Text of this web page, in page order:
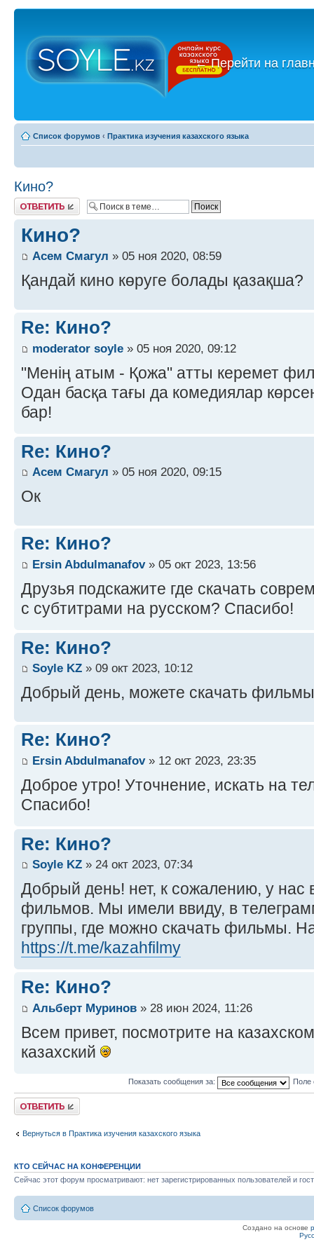
←Перейти на
Список форумов ‹ Практика изучения казахского языка
Кино?
Ответить
Кино?
Асем Смагул » 05 ноя 2020, 08:59
Қандай кино көруге болады қазақша?
Re: Кино?
moderator soyle » 05 ноя 2020, 09:12
"Менің атым - Қожа" атты керемет
Одан басқа тағы да комедиялар
бар!
Re: Кино?
Асем Смагул » 05 ноя 2020, 09:15
Ок
Re: Кино?
Ersin Abdulmanafov» 05 окт 2023, 13:56
Друзья подскажите где скачать
с субтитрами на русском? Спасибо!
Re: Кино?
Soyle KZ » 09 окт 2023, 10:12
Добрый день, можете скачать
Re: Кино?
Ersin Abdulmanafov» 12 окт 2023, 23:35
Доброе утро! Уточнение, искать на
Спасибо!
Re: Кино?
Soyle KZ » 24 окт 2023, 07:34
Добрый день! нет, к сожалению, у нас
фильмов. Мы имели ввиду, в
группы, где можно скачать фильмы.
https://t.me/kazahfilmy
Re: Кино?
Альберт Муринов » 28 июн 2024, 11:26
Всем привет, посмотрите на
казахский
Показать сообщения за: Поле
Ответить
Вернуться в Практика изучения казахского языка
КТО СЕЙЧАС НА КОНФЕРЕНЦИИ
Сейчас этот форум просматривают: нет зарегистрированных пользователей и
Список форумов
Создано на основе